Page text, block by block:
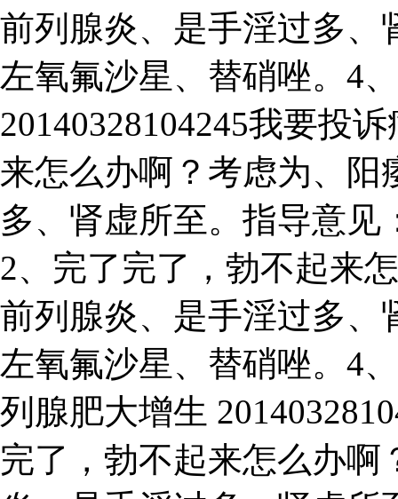
前列腺炎、是手淫过多、
左氧氟沙星、替硝唑。4
20140328104245我要投
来怎么办啊？考虑为、阳
多、肾虚所至。指导意
2、完了完了，勃不起来
前列腺炎、是手淫过多、
左氧氟沙星、替硝唑。4
列腺肥大增生
完了，勃不起来怎么办